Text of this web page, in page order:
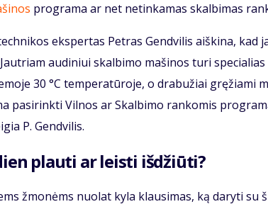
programa ar net netinkamas skalbimas
ekspertas Petras Gendvilis aiškina,
audiniui skalbimo mašinos turi
30 °C temperatūroje, o drabužiai gręžiami
pasirinkti Vilnos ar Skalbimo rankomis
P. Gendvilis.
plauti ar leisti išdžiūti?
žmonėms nuolat kyla klausimas, ką daryti su